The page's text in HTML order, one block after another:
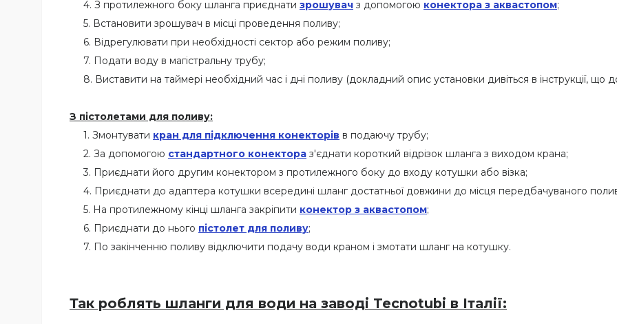
З протилежного боку шланга приєднати зрошувач з допомогою конектора з аквастопом;
Встановити зрошувач в місці проведення поливу;
Відрегулювати при необхідності сектор або режим поливу;
Подати воду в магістральну трубу;
Виставити на таймері необхідний час і дні поливу (докладний опис установки дивіться в інструкції, що
З пістолетами для поливу:
Змонтувати кран для підключення конекторів в подаючу трубу;
За допомогою стандартного конектора з'єднати короткий відрізок шланга з виходом крана;
Приєднати його другим конектором з протилежного боку до входу котушки або візка;
Приєднати до адаптера котушки всередині шланг достатньої довжини до місця передбачуваного
На протилежному кінці шланга закріпити конектор з аквастопом;
Приєднати до нього пістолет для поливу;
По закінченню поливу відключити подачу води краном і змотати шланг на котушку.
Так роблять шланги для води на заводі Tecnotubi в Італії: